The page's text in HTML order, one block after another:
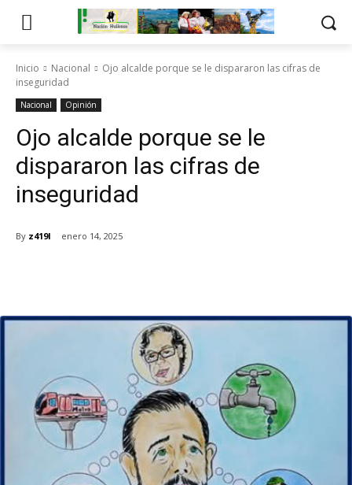
Inicio Nacional
Ojo alcalde porque se le dispararon las cifras de
inseguridad
Nacional Opinión
Ojo alcalde porque se le
dispararon las cifras de
inseguridad
By z419l enero 14, 2025